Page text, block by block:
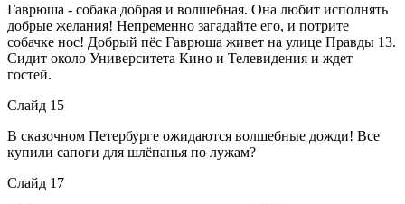
Гаврюша - собака добрая и волшебная. Она любит исполнять
добрые желания! Непременно загадайте его, и потрите
собачке нос! Добрый пёс Гаврюша живет на улице Правды 13.
Сидит около Университета Кино и Телевидения и ждет
гостей.
Слайд 15
В сказочном Петербурге ожидаются волшебные дожди! Все
купили сапоги для шлёпанья по лужам?
Слайд 17